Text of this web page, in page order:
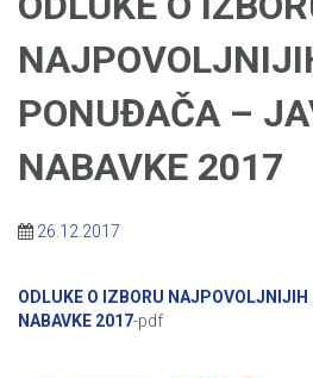
PONUĐAČA –
NABAVKE 2017
26.12.2017
ODLUKE O IZBORU
NABAVKE 2017-pdf